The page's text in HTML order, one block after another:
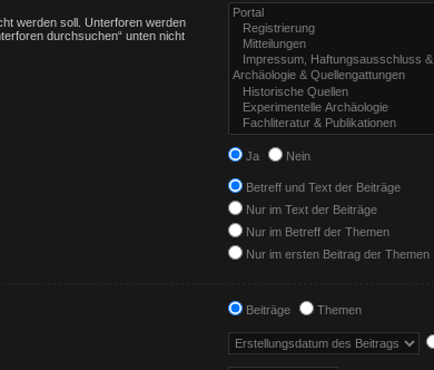
werden soll. Unterforen werden
durchsuchen“ unten nicht
Ja Nein
Betreff und Text der Beiträge
Nur im Text der Beiträge
Nur im Betreff der Themen
Nur im ersten Beitrag der Themen
Beiträge Themen